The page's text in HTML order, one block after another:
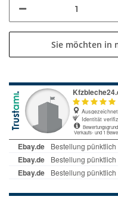
Sie möchten in